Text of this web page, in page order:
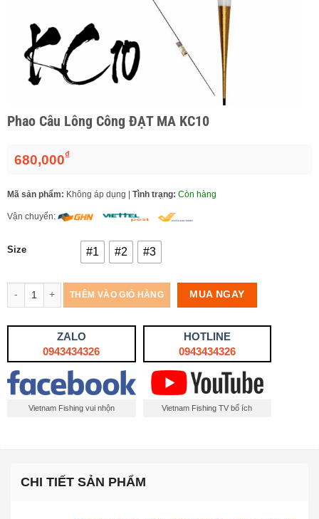
Phao Câu Lông Công ĐẠT MA KC10
680,000₫
Mã sản phẩm: Không áp dụng | Tình trạng: Còn hàng
Vận chuyển:
Size #1 #2 #3
Số lượng THÊM VÀO GIỎ HÀNG MUA NGAY
ZALO
0943434326
HOTLINE
0943434326
Vietnam Fishing vui nhộn Vietnam Fishing TV bổ ích
CHI TIẾT SẢN PHẨM